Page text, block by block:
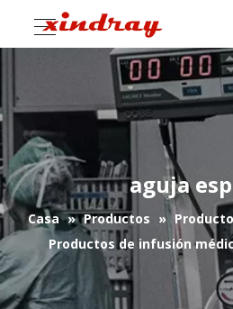
aguja
Casa » Productos »
Productos de infusión